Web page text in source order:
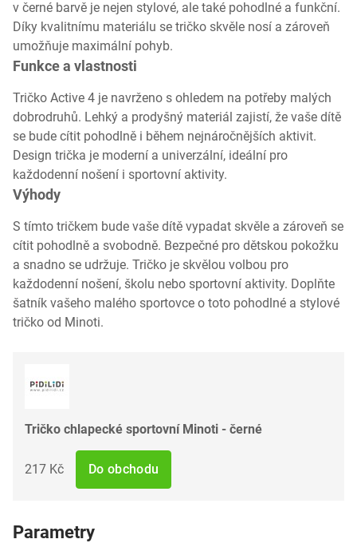
v černé barvě je nejen stylové, ale také pohodlné a funkční.
Díky kvalitnímu materiálu se tričko skvěle nosí a zároveň
umožňuje maximální pohyb.
Funkce a vlastnosti
Tričko Active 4 je navrženo s ohledem na potřeby malých
dobrodruhů. Lehký a prodyšný materiál zajistí, že vaše dítě
se bude cítit pohodlně i během nejnáročnějších aktivit.
Design trička je moderní a univerzální, ideální pro
každodenní nošení i sportovní aktivity.
Výhody
S tímto tričkem bude vaše dítě vypadat skvěle a zároveň se
cítit pohodlně a svobodně. Bezpečné pro dětskou pokožku
a snadno se udržuje. Tričko je skvělou volbou pro
každodenní nošení, školu nebo sportovní aktivity. Doplňte
šatník vašeho malého sportovce o toto pohodlné a stylové
tričko od Minoti.
Tričko chlapecké sportovní Minoti - černé
217 Kč Do obchodu
Parametry